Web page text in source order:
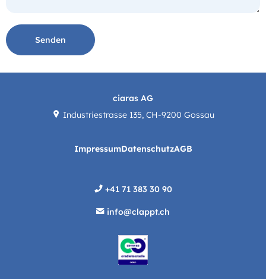
Senden
ciaras AG
Industriestrasse 135, CH-9200 Gossau
ImpressumDatenschutzAGB
+41 71 383 30 90
info@clappt.ch